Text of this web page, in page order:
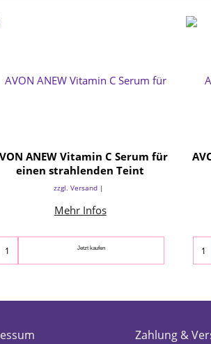
ANEW Vitamin C Serum für
einen strahlenden Teint
zzgl. Versand
Mehr Infos
Jetzt kaufen
Zahlung &